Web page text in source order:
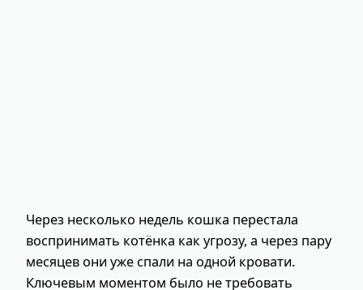
Через несколько недель кошка перестала
воспринимать котёнка как угрозу, а через пару
месяцев они уже спали на одной кровати.
Ключевым моментом было не требовать